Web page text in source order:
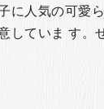
に人気の可愛
していま す。